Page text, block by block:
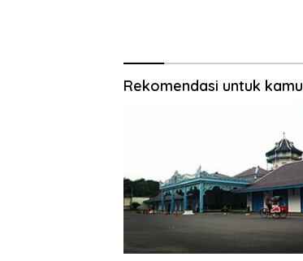
Rekomendasi untuk kamu